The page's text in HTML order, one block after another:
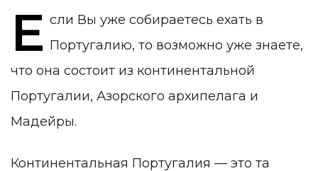
Е сли Вы уже собираетесь ехать в
Португалию, то возможно уже знаете,
что она состоит из континентальной
Португалии, Азорского архипелага и
Мадейры.
Континентальная Португалия — это та